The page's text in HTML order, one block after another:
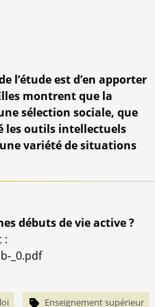
l’étude est d’en apporter
montrent que la
sélection sociale, que
les outils intellectuels
variété de situations
débuts de vie active ?
:
_0.pdf
Enseignement supérieur